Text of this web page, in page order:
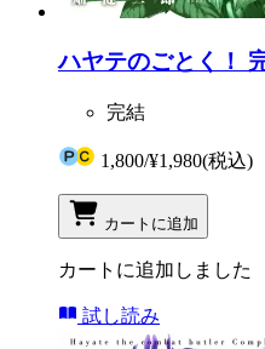
ハヤテのごとく！
完結
1,800/¥1,980(税込)
カートに追加
カートに追加しました
試し読み